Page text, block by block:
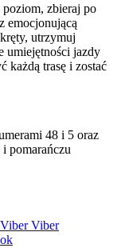
zbieraj po
emocjonującą
utrzymuj
umiejętności jazdy
każdą trasę i zostać
Viber